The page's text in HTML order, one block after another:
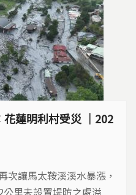
花蓮明利村受災 ｜202
次讓馬太鞍溪溪水暴漲，
里未設置堤防之處溢